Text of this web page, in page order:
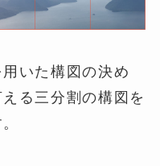
いた構図の決め
る三分割の構図を